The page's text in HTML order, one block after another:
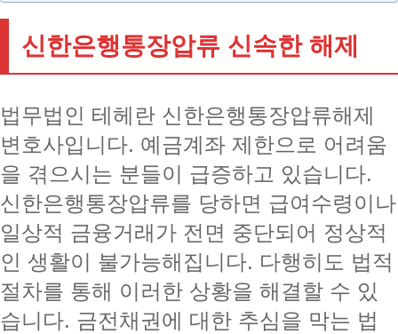
신한은행통장압류 신속한 해제
법무법인 테헤란 신한은행통장압류해제
변호사입니다. 예금계좌 제한으로 어려움
을 겪으시는 분들이 급증하고 있습니다.
신한은행통장압류를 당하면 급여수령이나
일상적 금융거래가 전면 중단되어 정상적
인 생활이 불가능해집니다. 다행히도 법적
절차를 통해 이러한 상황을 해결할 수 있
습니다. 금전채권에 대한 추심을 막는 법